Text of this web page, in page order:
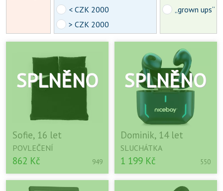
< CZK 2000
> CZK 2000
„grown ups“
Sofie, 16 let
POVLEČENÍ
862 Kč 949
Dominik, 14 let
SLUCHÁTKA
1 199 Kč 550